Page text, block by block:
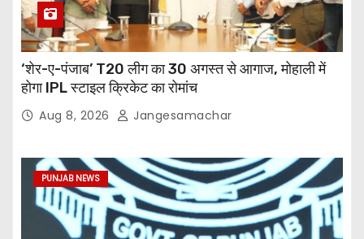
‘शेर-ए-पंजाब’ T20 लीग का 30 अगस्त से आगाज, मोहाली में
होगा IPL स्टाइल क्रिकेट का रोमांच
Aug 8, 2026 Jangesamachar
PUNJAB NEWS